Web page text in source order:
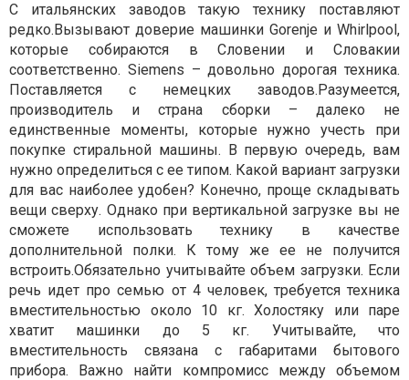
С итальянских заводов такую технику поставляют
редко.Вызывают доверие машинки Gorenje и Whirlpool,
которые собираются в Словении и Словакии
соответственно. Siemens – довольно дорогая техника.
Поставляется с немецких заводов.Разумеется,
производитель и страна сборки – далеко не
единственные моменты, которые нужно учесть при
покупке стиральной машины. В первую очередь, вам
нужно определиться с ее типом. Какой вариант загрузки
для вас наиболее удобен? Конечно, проще складывать
вещи сверху. Однако при вертикальной загрузке вы не
сможете использовать технику в качестве
дополнительной полки. К тому же ее не получится
встроить.Обязательно учитывайте объем загрузки. Если
речь идет про семью от 4 человек, требуется техника
вместительностью около 10 кг. Холостяку или паре
хватит машинки до 5 кг. Учитывайте, что
вместительность связана с габаритами бытового
прибора. Важно найти компромисс между объемом